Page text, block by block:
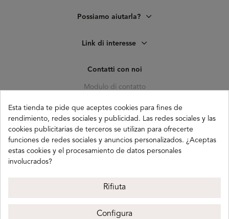
Possiamo aiutarla?
Link di interesse
Contatti con noi
Modulo di contatto
C. Pagés del Corro, 133, b
41010 (Triana) Sevilla
info@buganco.com
Buganco 2026
Esta tienda te pide que aceptes cookies para fines de
rendimiento, redes sociales y publicidad. Las redes sociales y las
cookies publicitarias de terceros se utilizan para ofrecerte
funciones de redes sociales y anuncios personalizados. ¿Aceptas
estas cookies y el procesamiento de datos personales
involucrados?
Rifiuta
Configura